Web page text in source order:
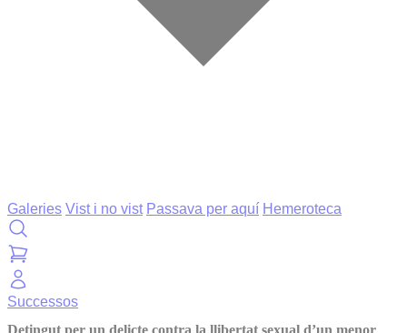
Galeries Vist i no vist Passava per aquí Hemeroteca
Successos